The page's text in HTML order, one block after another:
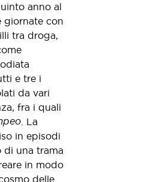
anno al
giornate con
tra droga,
e tre i
da vari
fra i quali
. La
in episodi
di una trama
in modo
delle